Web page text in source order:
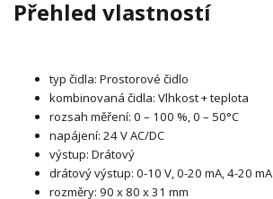
Přehled vlastností
typ čidla: Prostorové čidlo
kombinovaná čidla: Vlhkost + teplota
rozsah měření: 0 – 100 %, 0 – 50°C
napájení: 24 V AC/DC
výstup: Drátový
drátový výstup: 0-10 V, 0-20 mA, 4-20 mA
rozměry: 90 x 80 x 31 mm